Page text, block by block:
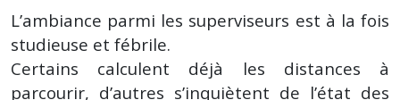
L’ambiance parmi les superviseurs est à la fois
studieuse et fébrile.
Certains calculent déjà les distances à
parcourir, d’autres s’inquiètent de l’état des